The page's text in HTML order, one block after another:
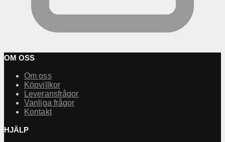
OM OSS
Om oss
Köpvillkor
Leveransfrågor
Vanliga frågor
Kontakt
HJÄLP